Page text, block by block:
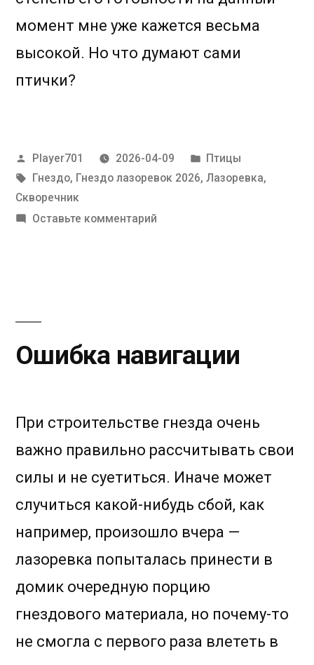
момент мне уже кажется весьма
высокой. Но что думают сами
птички?
Написано
автором
Player701 2026-04-09
Написано
в
Птицы
Метки:
Гнездо, Гнездо лазоревок 2026, Лазоревка,
Скворечник
Оставьте комментарийк
Ошибка навигации
При строительстве гнезда очень
важно правильно рассчитывать свои
силы и не суетиться. Иначе может
случиться какой-нибудь сбой, как
например, произошло вчера —
лазоревка попыталась принести в
домик очередную порцию
гнездового материала, но почему-то
не смогла с первого раза влететь в